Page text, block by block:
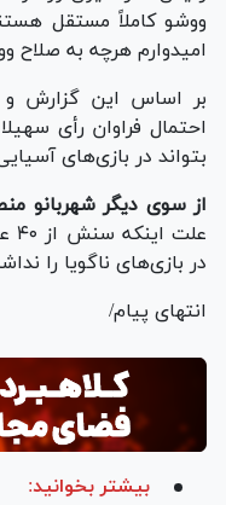
ووشو کاملاً مستقل
امیدوارم هرچه به صلاح
بر اساس این گزارش و
احتمال فراوان رأی
بتواند در بازی‌های
از سوی دیگر شهربانو
در بازی‌های ناگویا را
انتهای پیام/
بیشتر بخوانید: